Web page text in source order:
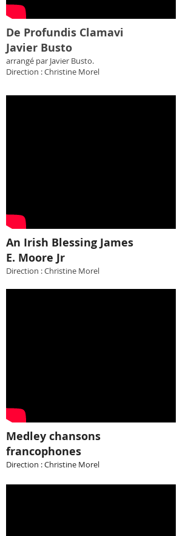
De Profundis Clamavi
Javier Busto
arrangé par Javier Busto.
Direction : Christine Morel
An Irish Blessing James
E. Moore Jr
Direction : Christine Morel
Medley chansons
francophones
Direction : Christine Morel